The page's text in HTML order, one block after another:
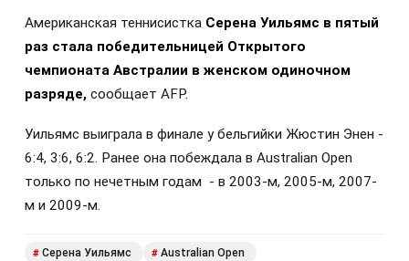
Американская теннисистка Серена Уильямс в пятый
раз стала победительницей Открытого
чемпионата Австралии в женском одиночном
разряде, сообщает AFP.
Уильямс выиграла в финале у бельгийки Жюстин Энен -
6:4, 3:6, 6:2. Ранее она побеждала в Australian Open
только по нечетным годам - в 2003-м, 2005-м, 2007-
м и 2009-м.
# Серена Уильямс # Australian Open